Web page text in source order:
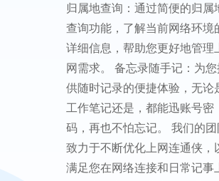
归属地查询：通过简便的归属
查询功能，了解当前网络环境
详细信息，帮助您更好地管理
网需求。 备忘录随手记：为您
供随时记录的便捷体验，无论
工作笔记还是，都能迅账号密
码，再也不怕忘记。 我们的团
致力于不断优化上网连通侠，
满足您在网络连接和日常记事